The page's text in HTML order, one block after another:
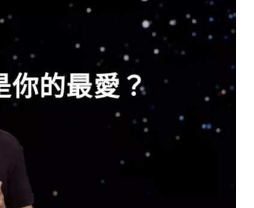
的最愛？